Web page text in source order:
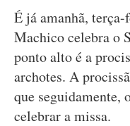
É já amanhã,
Machico celebra o
ponto alto é a
archotes. A
que seguidamente,
celebrar a missa.